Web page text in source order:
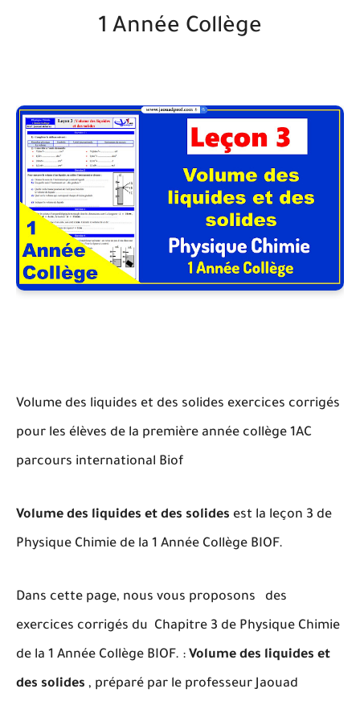
1 Année Collège
Volume des liquides et des solides exercices corrigés
pour les élèves de la première année collège 1AC
parcours international Biof
Volume des liquides et des solides est la leçon 3 de
Physique Chimie de la 1 Année Collège BIOF.
Dans cette page, nous vous proposons des
exercices corrigés du Chapitre 3 de Physique Chimie
de la 1 Année Collège BIOF. : Volume des liquides et
des solides , préparé par le professeur Jaouad